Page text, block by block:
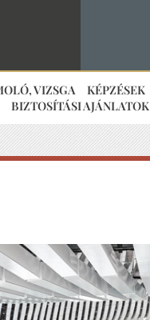
VIZSGA KÉPZÉSEK
BIZTOSÍTÁSI AJÁNLATOK